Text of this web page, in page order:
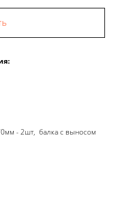
- 2шт, балка с выносом